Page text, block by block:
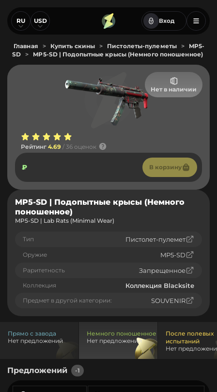
RU USD Вход
Главная > Купить скины > Пистолеты-пулеметы >
MP5-
SD
> MP5-SD | Подопытные крысы (Немного поношенное)
Нет в наличии
Рейтинг 4.69 / 36 оценок
₽ В корзину
MP5-SD | Подопытные крысы (Немного
поношенное)
MP5-SD | Lab Rats (Minimal Wear)
Тип Пистолет-пулемет
Оружие MP5-SD
Раритетность Запрещенное
Коллекция Коллекция Blacksite
Предмет в другой категории: SOUVENIR
Прямо с завода
Нет предложений
Немного поношенное
Нет предложений
После полевых
испытаний
Нет
Предложений -1